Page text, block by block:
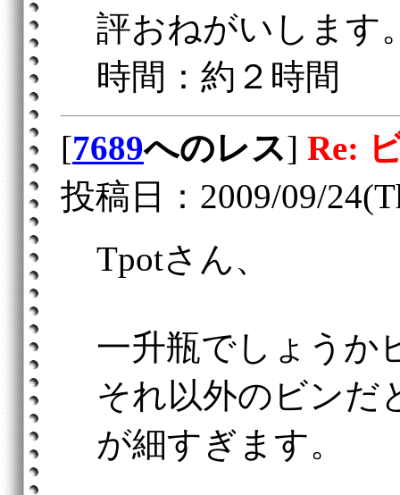
評おねがいします
時間：約２時間
[7689へのレス] Re:
投稿日：2009/09/
Tpotさん、
一升瓶でしょうか
それ以外のビンだ
が細すぎます。